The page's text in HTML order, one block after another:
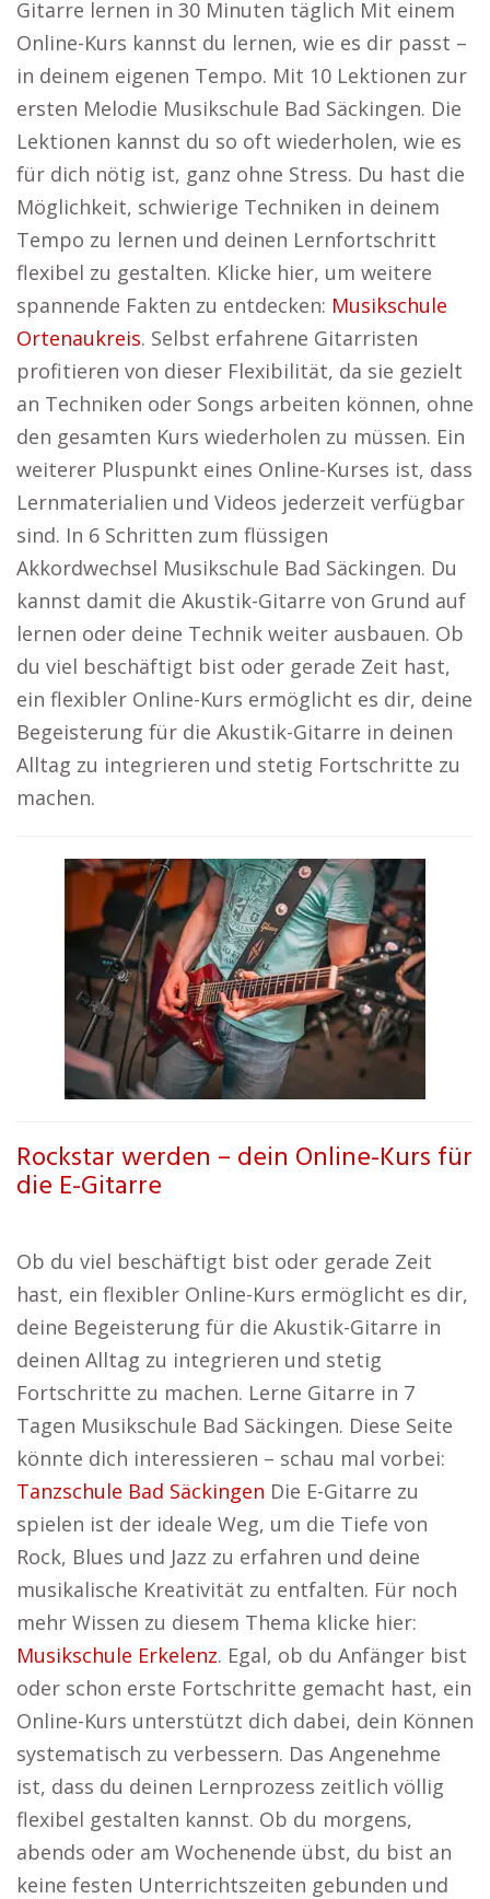
Gitarre lernen in 30 Minuten täglich Mit einem
Online-Kurs kannst du lernen, wie es dir passt –
in deinem eigenen Tempo. Mit 10 Lektionen zur
ersten Melodie Musikschule Bad Säckingen. Die
Lektionen kannst du so oft wiederholen, wie es
für dich nötig ist, ganz ohne Stress. Du hast die
Möglichkeit, schwierige Techniken in deinem
Tempo zu lernen und deinen Lernfortschritt
flexibel zu gestalten. Klicke hier, um weitere
spannende Fakten zu entdecken: Musikschule
Ortenaukreis. Selbst erfahrene Gitarristen
profitieren von dieser Flexibilität, da sie gezielt
an Techniken oder Songs arbeiten können, ohne
den gesamten Kurs wiederholen zu müssen. Ein
weiterer Pluspunkt eines Online-Kurses ist, dass
Lernmaterialien und Videos jederzeit verfügbar
sind. In 6 Schritten zum flüssigen
Akkordwechsel Musikschule Bad Säckingen. Du
kannst damit die Akustik-Gitarre von Grund auf
lernen oder deine Technik weiter ausbauen. Ob
du viel beschäftigt bist oder gerade Zeit hast,
ein flexibler Online-Kurs ermöglicht es dir, deine
Begeisterung für die Akustik-Gitarre in deinen
Alltag zu integrieren und stetig Fortschritte zu
machen.
Rockstar werden – dein Online-Kurs für
die E-Gitarre
Ob du viel beschäftigt bist oder gerade Zeit
hast, ein flexibler Online-Kurs ermöglicht es dir,
deine Begeisterung für die Akustik-Gitarre in
deinen Alltag zu integrieren und stetig
Fortschritte zu machen. Lerne Gitarre in 7
Tagen Musikschule Bad Säckingen. Diese Seite
könnte dich interessieren – schau mal vorbei:
Tanzschule Bad Säckingen Die E-Gitarre zu
spielen ist der ideale Weg, um die Tiefe von
Rock, Blues und Jazz zu erfahren und deine
musikalische Kreativität zu entfalten. Für noch
mehr Wissen zu diesem Thema klicke hier:
Musikschule Erkelenz. Egal, ob du Anfänger bist
oder schon erste Fortschritte gemacht hast, ein
Online-Kurs unterstützt dich dabei, dein Können
systematisch zu verbessern. Das Angenehme
ist, dass du deinen Lernprozess zeitlich völlig
flexibel gestalten kannst. Ob du morgens,
abends oder am Wochenende übst, du bist an
keine festen Unterrichtszeiten gebunden und